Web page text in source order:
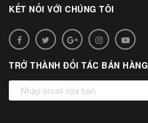
KẾT NỐI VỚI CHÚNG TÔI
TRỞ THÀNH ĐỐI TÁC BÁN HÀNG